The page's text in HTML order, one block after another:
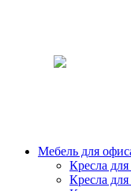
Мебель для
Кресла
Кресла